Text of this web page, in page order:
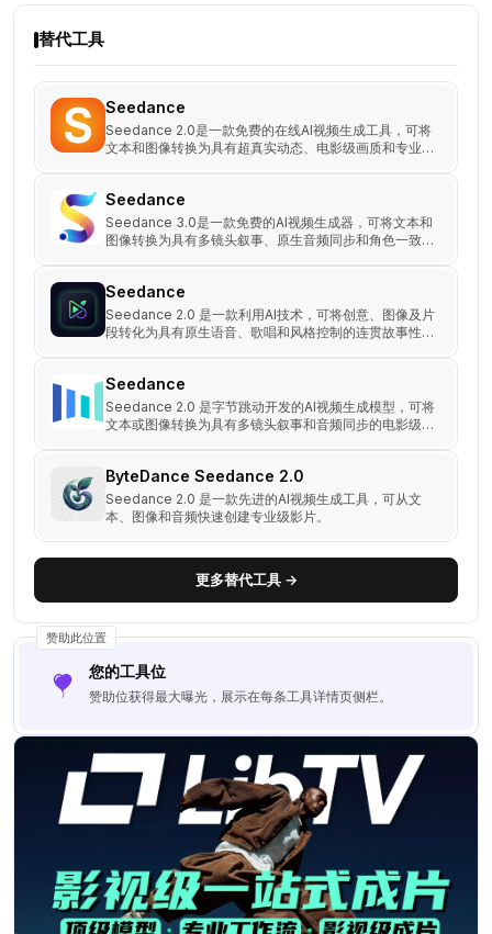
替代工具
Seedance
Seedance 2.0是一款免费的在线AI视频生成工具，可将
文本和图像转换为具有超真实动态、电影级画质和专业级
Seedance
Seedance 3.0是一款免费的AI视频生成器，可将文本和
图像转换为具有多镜头叙事、原生音频同步和角色一致性
Seedance
Seedance 2.0 是一款利用AI技术，可将创意、图像及片
段转化为具有原生语音、歌唱和风格控制的连贯故事性视
Seedance
Seedance 2.0 是字节跳动开发的AI视频生成模型，可将
文本或图像转换为具有多镜头叙事和音频同步的电影级视
ByteDance Seedance 2.0
Seedance 2.0 是一款先进的AI视频生成工具，可从文
本、图像和音频快速创建专业级影片。
更多替代工具 →
赞助此位置
您的工具位
赞助位获得最大曝光，展示在每条工具详情页侧栏。